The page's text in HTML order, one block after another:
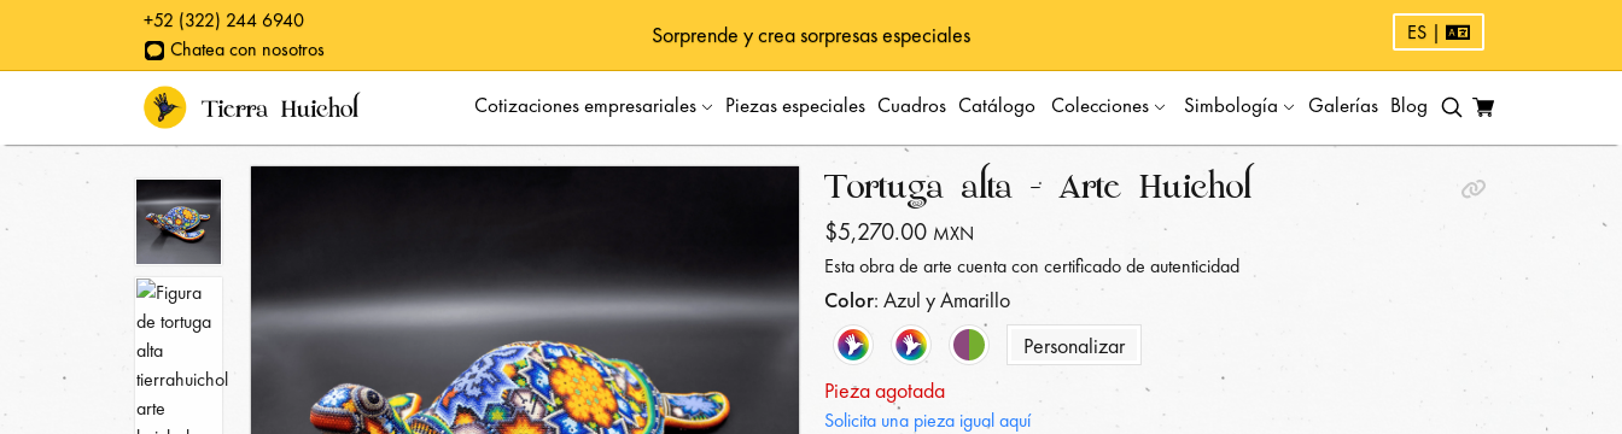
+52 (322) 244 6940
Chatea con nosotros
Sorprende y crea sorpresas especiales ES |
Cotizaciones empresariales Piezas especiales Cuadros Catálogo Colecciones Simbología Galerías Blog
Tortuga alta - Arte Huichol
$5,270.00 MXN
Esta obra de arte cuenta con certificado de autenticidad
Color: Azul y Amarillo
Personalizar
Pieza agotada
Solicita una pieza igual aquí